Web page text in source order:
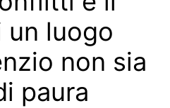
un luogo
non sia
paura